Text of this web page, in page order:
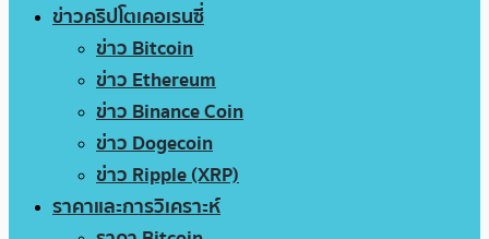
ข่าวคริปโตเคอเรนซี่
ข่าว Bitcoin
ข่าว Ethereum
ข่าว Binance Coin
ข่าว Dogecoin
ข่าว Ripple (XRP)
ราคาและการวิเคราะห์